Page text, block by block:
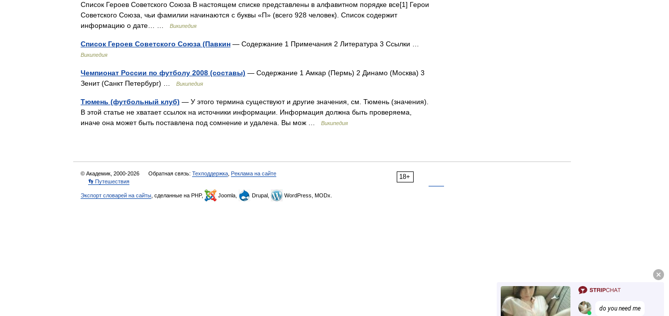
Список Героев Советского Союза В настоящем списке представлены в алфавитном порядке все[1] Герои
Советского Союза, чьи фамилии начинаются с буквы «П» (всего 928 человек). Список содержит
информацию о дате… …
Википедия
Список Героев Советского Союза (Павкин — Содержание 1 Примечания 2 Литература 3 Ссылки …
Википедия
Чемпионат России по футболу 2008 (составы) — Содержание 1 Амкар (Пермь) 2 Динамо (Москва) 3
Зенит (Санкт Петербург) …
Википедия
Тюмень (футбольный клуб) — У этого термина существуют и другие значения, см. Тюмень (значения).
В этой статье не хватает ссылок на источники информации. Информация должна быть проверяема,
иначе она может быть поставлена под сомнение и удалена. Вы мож …
Википедия
18+
© Академик, 2000-2026 Обратная связь: Техподдержка Реклама на сайте
👣 Путешествия
Экспорт словарей на сайты , сделанные на PHP, Joomla, Drupal, WordPress, MODx.